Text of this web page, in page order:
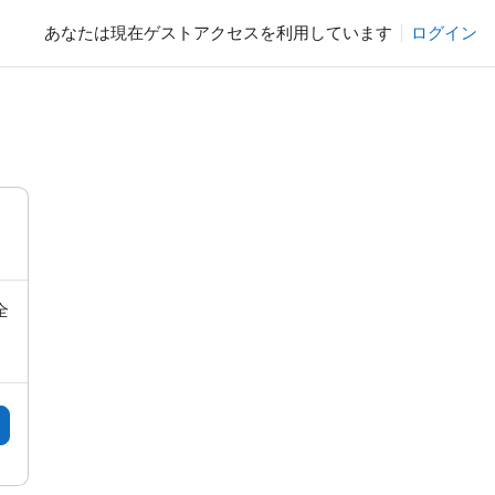
あなたは現在ゲストアクセスを利用しています ログイン